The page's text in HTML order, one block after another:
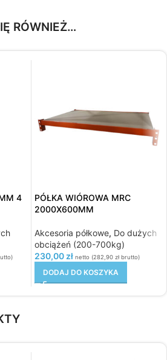
RÓWNIEŻ…
4
PÓŁKA WIÓROWA MRC
2000X600MM
Akcesoria półkowe, Do dużych
obciążeń (200-700kg)
230,00 zł netto (282,90 zł brutto)
DODAJ DO KOSZYKA